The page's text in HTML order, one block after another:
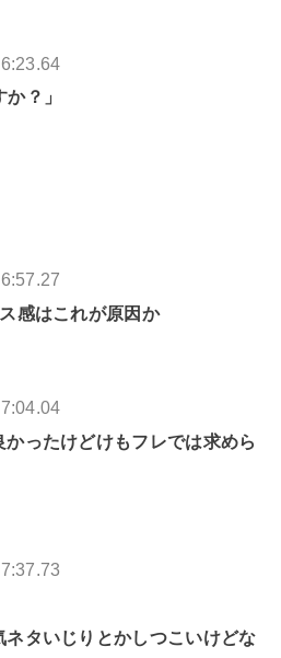
？」
感はこれが原因か
ったけどけもフレでは求めら
タいじりとかしつこいけどな